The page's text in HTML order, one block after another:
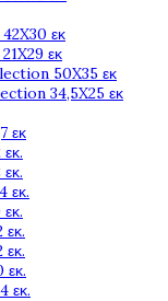
εκ
εκ
50X35 εκ
34,5X25 εκ
εκ
εκ.
εκ.
εκ.
εκ.
εκ.